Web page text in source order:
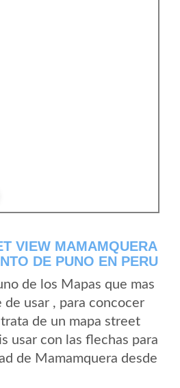
VIEW MAMAMQUERA
DE PUNO EN PERU
de los Mapas que mas
de usar , para concocer
de un mapa street
usar con las flechas para
de Mamamquera desde